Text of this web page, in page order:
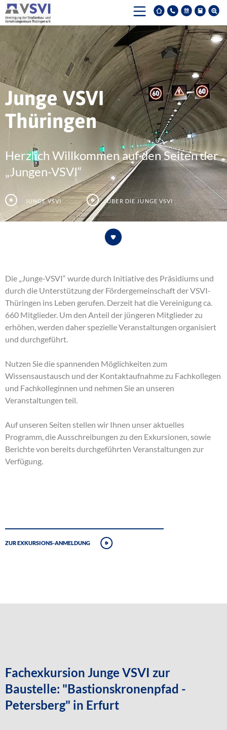
Junge VSVI
Thüringen
Herzlich Willkommen auf den Seiten der
„Jungen-VSVI“
Junge VSVI Über die junge VSVI
Die „Junge-VSVI“ wurde durch Initiative des Präsidiums und
durch die Unterstützung der Fördergemeinschaft der VSVI-
Thüringen ins Leben gerufen. Derzeit hat die Vereinigung ca.
660 Mitglieder. Um den Anteil der jüngeren Mitglieder zu
erhöhen, werden daher spezielle Veranstaltungen organisiert
und durchgeführt.
Nutzen Sie die spannenden Möglichkeiten zum
Wissensaustausch und der Kontaktaufnahme zu Fachkollegen
und Fachkolleginnen und nehmen Sie an unseren
Veranstaltungen teil.
Auf unseren Seiten stellen wir Ihnen unser aktuelles
Programm, die Ausschreibungen zu den Exkursionen, sowie
Berichte von bereits durchgeführten Veranstaltungen zur
Verfügung.
Zur Exkursions-Anmeldung
Fachexkursion Junge VSVI zur
Baustelle: "Bastionskronenpfad -
Petersberg" in Erfurt